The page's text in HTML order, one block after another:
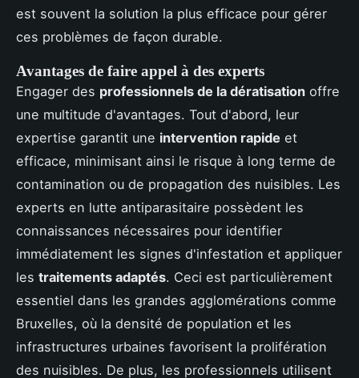
est souvent la solution la plus efficace pour gérer
ces problèmes de façon durable.
Avantages de faire appel à des experts
Engager des professionnels de la dératisation offre
une multitude d'avantages. Tout d'abord, leur
expertise garantit une intervention rapide et
efficace, minimisant ainsi le risque à long terme de
contamination ou de propagation des nuisibles. Les
experts en lutte antiparasitaire possèdent les
connaissances nécessaires pour identifier
immédiatement les signes d'infestation et appliquer
les traitements adaptés. Ceci est particulièrement
essentiel dans les grandes agglomérations comme
Bruxelles, où la densité de population et les
infrastructures urbaines favorisent la prolifération
des nuisibles. De plus, les professionnels utilisent